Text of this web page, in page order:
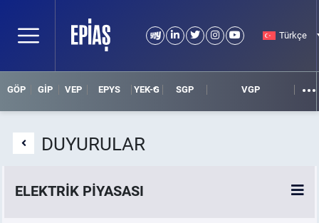
Türkçe
GÖP GİP VEP EPYS YEK-G SGP VGP
DUYURULAR
ELEKTRİK PİYASASI